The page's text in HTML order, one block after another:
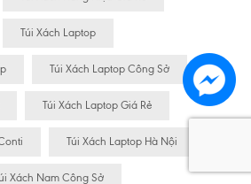
Túi Xách Laptop
Túi Xách Laptop Công Sở
Túi Xách Laptop Giá Rẻ
Túi Xách Laptop Hà Nội
Xách Nam Công Sở